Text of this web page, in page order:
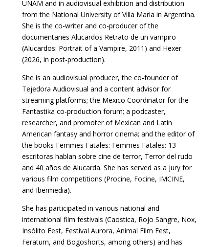
UNAM and in audiovisual exhibition and distribution
from the National University of Villa María in Argentina.
She is the co-writer and co-producer of the
documentaries Alucardos Retrato de un vampiro
(Alucardos: Portrait of a Vampire, 2011) and Hexer
(2026, in post-production).
She is an audiovisual producer, the co-founder of
Tejedora Audiovisual and a content advisor for
streaming platforms; the Mexico Coordinator for the
Fantastika co-production forum; a podcaster,
researcher, and promoter of Mexican and Latin
American fantasy and horror cinema; and the editor of
the books Femmes Fatales: Femmes Fatales: 13
escritoras hablan sobre cine de terror, Terror del rudo
and 40 años de Alucarda. She has served as a jury for
various film competitions (Procine, Focine, IMCINE,
and Ibermedia).
She has participated in various national and
international film festivals (Caostica, Rojo Sangre, Nox,
Insólito Fest, Festival Aurora, Animal Film Fest,
Feratum, and Bogoshorts, among others) and has